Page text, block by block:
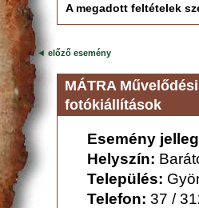
A megadott feltételek
◄ előző esemény
MÁTRA
fotókiállítások
Esemény
Helyszín:
Település:
Telefon: 37 /